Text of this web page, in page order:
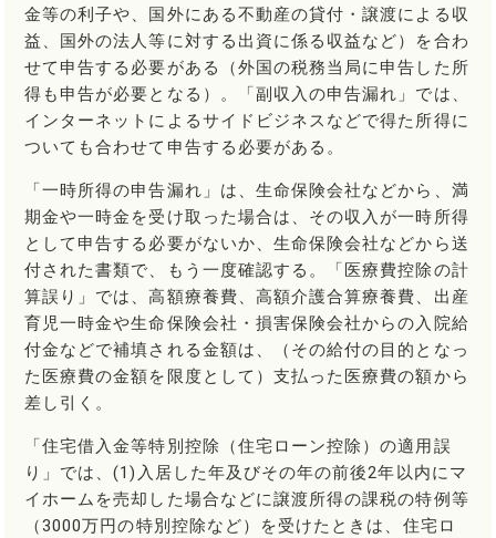
金等の利子や、国外にある不動産の貸付・譲渡による収
益、国外の法人等に対する出資に係る収益など）を合わ
せて申告する必要がある（外国の税務当局に申告した所
得も申告が必要となる）。「副収入の申告漏れ」では、
インターネットによるサイドビジネスなどで得た所得に
ついても合わせて申告する必要がある。
「一時所得の申告漏れ」は、生命保険会社などから、満
期金や一時金を受け取った場合は、その収入が一時所得
として申告する必要がないか、生命保険会社などから送
付された書類で、もう一度確認する。「医療費控除の計
算誤り」では、高額療養費、高額介護合算療養費、出産
育児一時金や生命保険会社・損害保険会社からの入院給
付金などで補填される金額は、（その給付の目的となっ
た医療費の金額を限度として）支払った医療費の額から
差し引く。
「住宅借入金等特別控除（住宅ローン控除）の適用誤
り」では、(1)入居した年及びその年の前後2年以内にマ
イホームを売却した場合などに譲渡所得の課税の特例等
（3000万円の特別控除など）を受けたときは、住宅ロ